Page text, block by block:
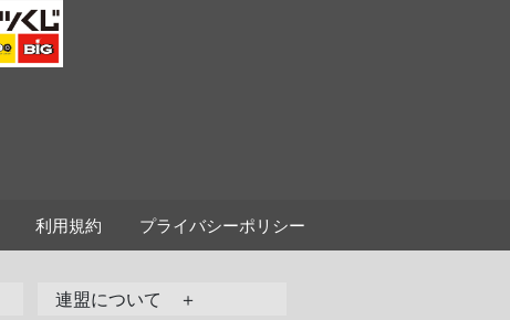
利用規約 プライバシーポリシー
連盟について ＋